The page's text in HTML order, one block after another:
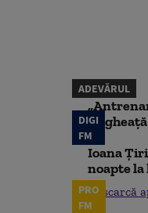
ADEVĂRUL
de
DIGI
FM
Ioana
noapte la
Descarcă
PRO
FM